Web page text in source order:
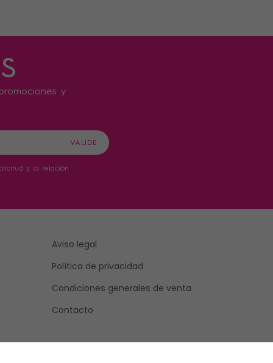
y
y la relación
Aviso legal
Política de privacidad
Condiciones generales de venta
Contacto